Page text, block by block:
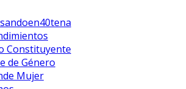
Constituyente
de Género
Mujer